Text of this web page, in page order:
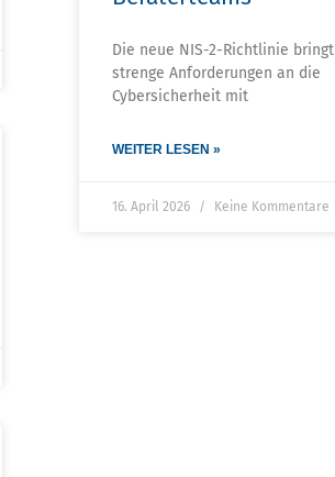
Die neue NIS-2-Richtlinie bringt
strenge Anforderungen an die
Cybersicherheit mit
WEITER LESEN »
16. April 2026 Keine Kommentare